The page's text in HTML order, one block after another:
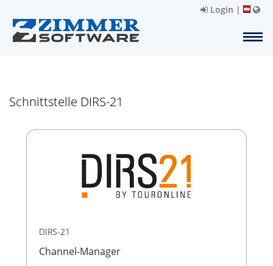
Login |
Schnittstelle DIRS-21
DIRS-21
Channel-Manager